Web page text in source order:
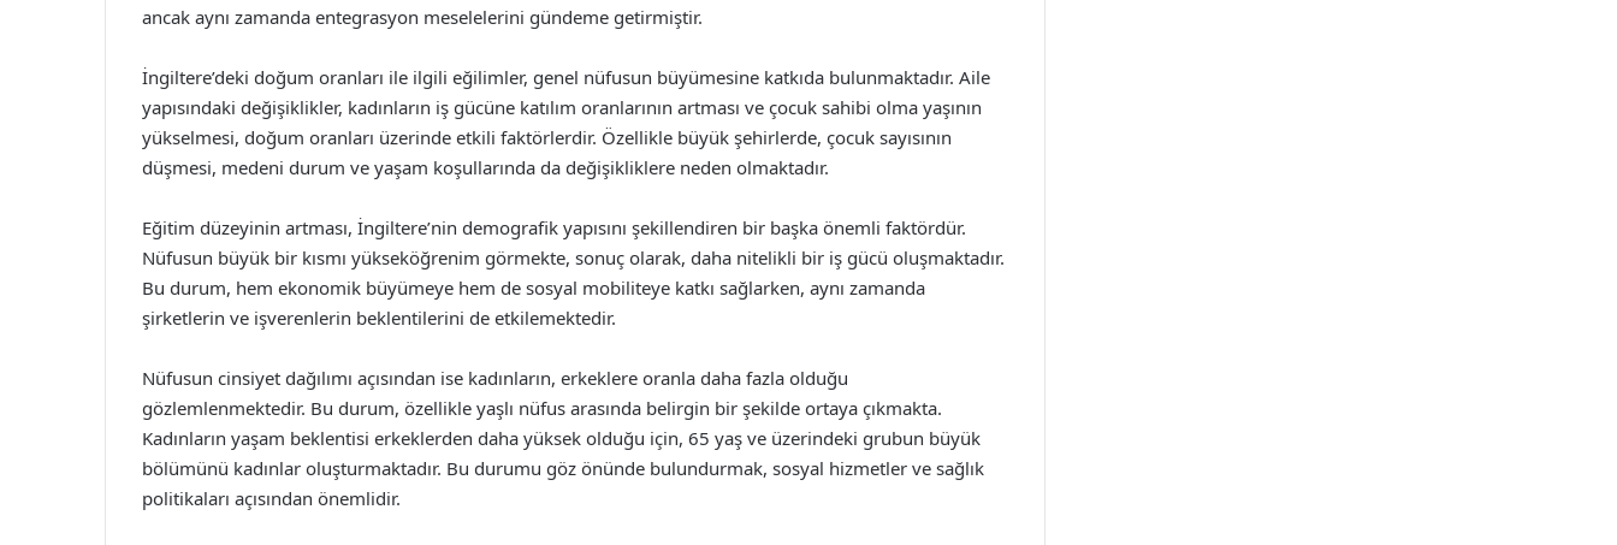
ancak aynı zamanda entegrasyon meselelerini gündeme getirmiştir.
İngiltere’deki doğum oranları ile ilgili eğilimler, genel nüfusun büyümesine katkıda bulunmaktadır. Aile
yapısındaki değişiklikler, kadınların iş gücüne katılım oranlarının artması ve çocuk sahibi olma yaşının
yükselmesi, doğum oranları üzerinde etkili faktörlerdir. Özellikle büyük şehirlerde, çocuk sayısının
düşmesi, medeni durum ve yaşam koşullarında da değişikliklere neden olmaktadır.
Eğitim düzeyinin artması, İngiltere’nin demografik yapısını şekillendiren bir başka önemli faktördür.
Nüfusun büyük bir kısmı yükseköğrenim görmekte, sonuç olarak, daha nitelikli bir iş gücü oluşmaktadır.
Bu durum, hem ekonomik büyümeye hem de sosyal mobiliteye katkı sağlarken, aynı zamanda
şirketlerin ve işverenlerin beklentilerini de etkilemektedir.
Nüfusun cinsiyet dağılımı açısından ise kadınların, erkeklere oranla daha fazla olduğu
gözlemlenmektedir. Bu durum, özellikle yaşlı nüfus arasında belirgin bir şekilde ortaya çıkmakta.
Kadınların yaşam beklentisi erkeklerden daha yüksek olduğu için, 65 yaş ve üzerindeki grubun büyük
bölümünü kadınlar oluşturmaktadır. Bu durumu göz önünde bulundurmak, sosyal hizmetler ve sağlık
politikaları açısından önemlidir.